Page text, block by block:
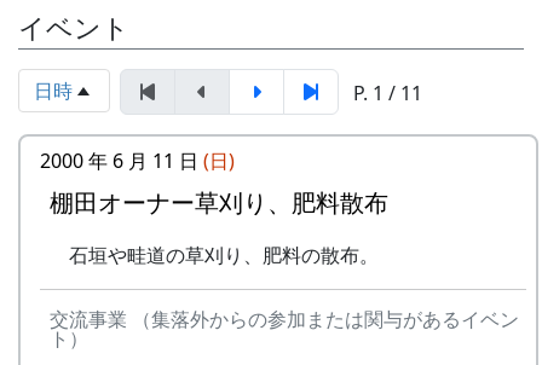
募集数
若干数。1区画は約100平方メートルで
す。
まじめに農業に取り組み、自然とふれあ
う勇気をお持ちで、地域になじめるか
イベント
日時 P. 1 / 11
2000 年 6 月 11 日 (日)
棚田オーナー草刈り、肥料散布
石垣や畦道の草刈り、肥料の散布。
交流事業 （集落外からの参加または関与があるイベン
ト）